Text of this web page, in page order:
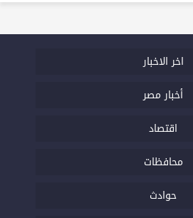
اخر الاخبار
أخبار مصر
اقتصاد
محافظات
حوادث